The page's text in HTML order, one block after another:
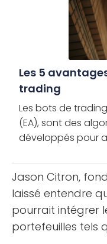
Les 5
trading
Les bots de
(EA), sont des
développés pour
Jason Citron,
laissé entendre
pourrait intégrer
portefeuilles tels